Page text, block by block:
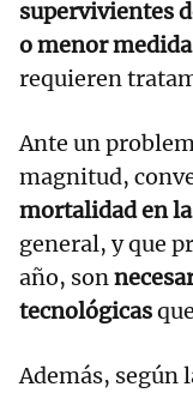
supervivientes
o menor
requieren
Ante un
magnitud,
mortalidad en
general, y que
año, son
tecnológicas
Además, según